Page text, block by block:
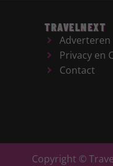
TRAVELNEXT
Adverteren
Privacy en
Contact
Copyright ©